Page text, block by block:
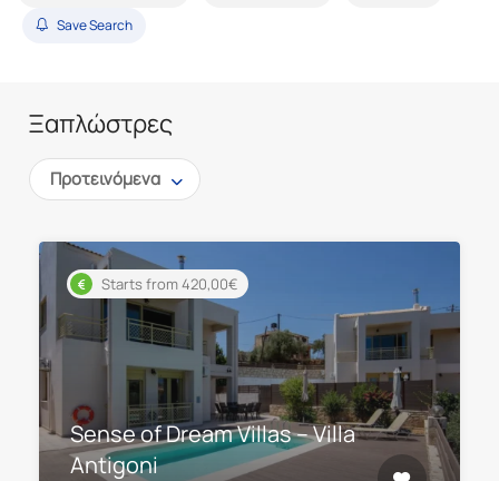
Save Search
Ξαπλώστρες
Προτεινόμενα
Starts from 420,00€
Sense of Dream Villas – Villa
Antigoni